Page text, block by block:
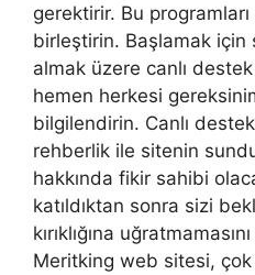
gerektirir. Bu
birleştirin. Başlamak için
almak üzere canlı
hemen herkesi
bilgilendirin. Canlı
rehberlik ile sitenin
hakkında fikir sahibi
katıldıktan sonra sizi
kırıklığına
Meritking web sitesi,